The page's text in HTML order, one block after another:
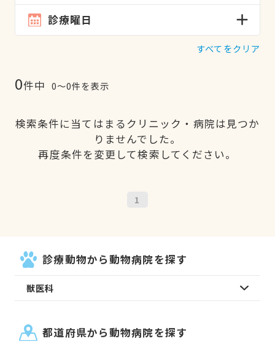
診療曜日
すべてをクリア
0件中 0〜0件を表示
検索条件に当てはまるクリニック・病院は見つか
りませんでした。
再度条件を変更して検索してください。
1
診療動物から動物病院を探す
獣医科
都道府県から動物病院を探す